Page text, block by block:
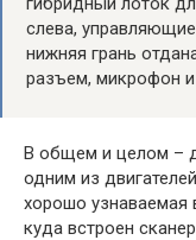
слева,
нижняя грань
разъем, микрофон
В общем и целом –
одним из
хорошо узнаваемая
куда встроен